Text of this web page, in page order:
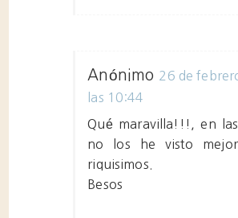
Anónimo 26 de
las 10:44
Qué maravilla!!!, en
no los he visto
riquisimos.
Besos